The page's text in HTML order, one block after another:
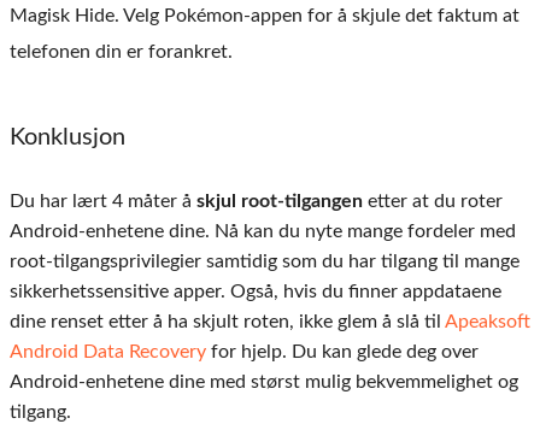
Magisk Hide. Velg Pokémon-appen for å skjule det faktum at
telefonen din er forankret.
Konklusjon
Du har lært 4 måter å skjul root-tilgangen etter at du roter
Android-enhetene dine. Nå kan du nyte mange fordeler med
root-tilgangsprivilegier samtidig som du har tilgang til mange
sikkerhetssensitive apper. Også, hvis du finner appdataene
dine renset etter å ha skjult roten, ikke glem å slå til Apeaksoft
Android Data Recovery for hjelp. Du kan glede deg over
Android-enhetene dine med størst mulig bekvemmelighet og
tilgang.